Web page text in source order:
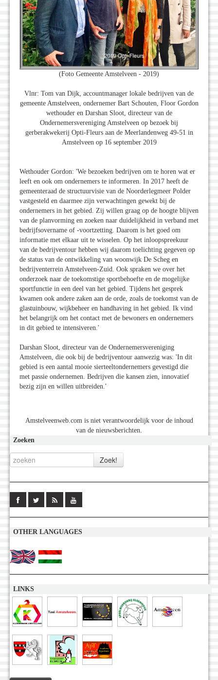
(Foto Gemeente Amstelveen - 2019)
Vlnr: Tom van Dijk, accountmanager lokale bedrijven van de
gemeente Amstelveen, ondernemer Bart Schouten, Floor Gordon
wethouder en Darshan Sloot, directeur van de
Ondernemersvereniging Amstelveen op bezoek bij
gerberakwekerij Opti-Fleurs aan de Meerlandenweg 49-51 in
Amstelveen op 16 september 2019
Wethouder Gordon: 'We bezoeken bedrijven om te horen wat er
leeft en ook om ondernemers te informeren. In 2017 heeft de
gemeenteraad de structuurvisie van de Noorderlegmeer Polder
vastgesteld en daarmee zijn verwachtingen gewekt bij de
ondernemers in het gebied. Zij willen graag op de hoogte blijven
van de planvorming en zoeken naar duidelijkheid in verband met
bedrijfsovername of -voortzetting. Daarom is het goed om
informatie met elkaar uit te wisselen. Op het inloopspreekuur
van de bedrijventour hebben wij daarom toelichting gegeven op
de status van de ontwikkeling van woonwijk De Scheg en
bedrijventerrein Amstelveen-Zuid. Ook spraken we over het
onderzoek naar de toekomstige sportbehoefte en de mogelijke
sportfunctie in een deel van het gebied. Tijdens het gesprek
kwamen ook andere zaken aan de orde, zoals de toekomst van de
glastuinbouw, wijkbeheer en handhaving in het gebied. Ik vind
het belangrijk om het contact met de bewoners en ondernemers
in dit gebied te intensiveren.'
Darshan Sloot, directeur van de Ondernemersvereniging
Amstelveen, die ook bij de bedrijventour aanwezig was: 'In dit
gebied is een aantal mooie sierteeltondernemers gevestigd die
met passie ondernemen. Bedrijven die kansen zien, innovatief
bezig zijn en willen uitbreiden.'
Amstelveenweb.com is niet verantwoordelijk voor de inhoud
van de nieuwsberichten.
Zoeken
OTHER LANGUAGES
LINKS